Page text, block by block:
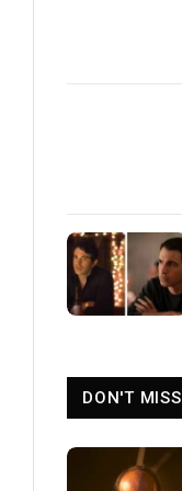
DON'T MISS